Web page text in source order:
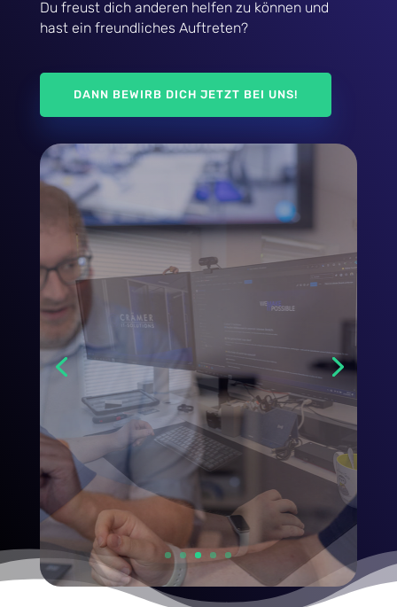
Du freust dich anderen helfen zu können und
hast ein freundliches Auftreten?
DANN BEWIRB DICH JETZT BEI UNS!